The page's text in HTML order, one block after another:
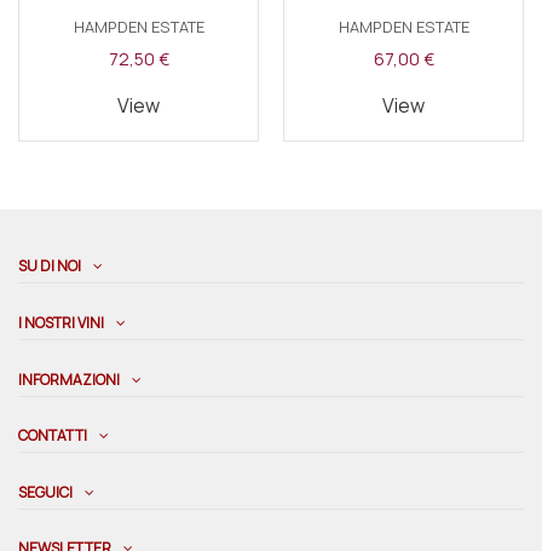
HAMPDEN ESTATE
72,50 €
View
HAMPDEN ESTATE
67,00 €
View
SU DI NOI
I NOSTRI VINI
INFORMAZIONI
CONTATTI
SEGUICI